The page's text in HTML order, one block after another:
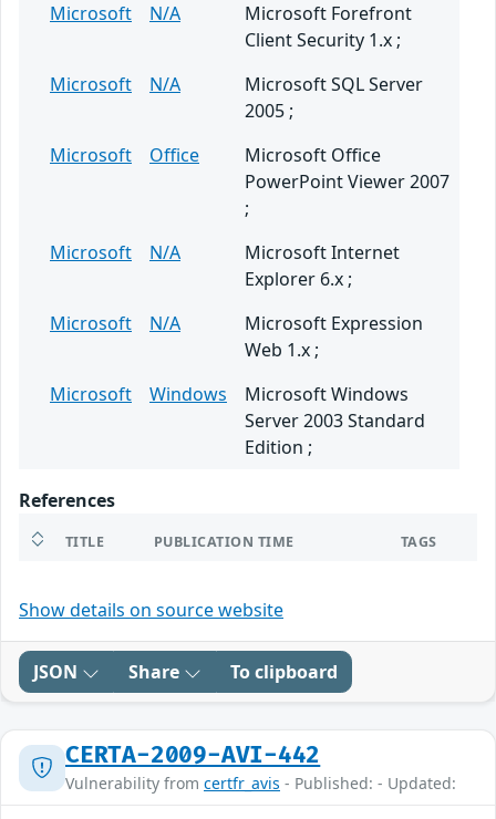
Microsoft
N/A
Microsoft Forefront
Client Security 1.x ;
Microsoft
N/A
Microsoft SQL Server
2005 ;
Microsoft
Office
Microsoft Office
PowerPoint Viewer 2007
;
Microsoft
N/A
Microsoft Internet
Explorer 6.x ;
Microsoft
N/A
Microsoft Expression
Web 1.x ;
Microsoft
Windows
Microsoft Windows
Server 2003 Standard
Edition ;
References
TITLE PUBLICATION TIME TAGS
Show details on source website
JSON Share To clipboard
CERTA-2009-AVI-442
Vulnerability from certfr_avis - Published: - Updated: